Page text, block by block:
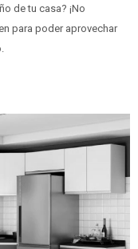
de tu casa? ¡No
para poder aprovechar